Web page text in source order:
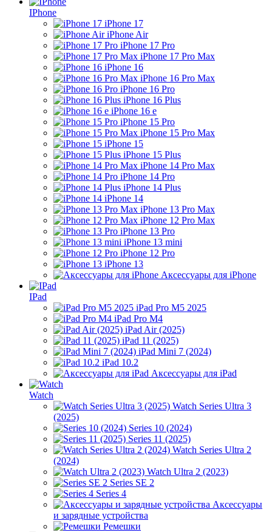
IPhone
iPhone 17
iPhone Air
iPhone 17 Pro
iPhone 17 Pro Max
iPhone 16
iPhone 16 Pro Max
iPhone 16 Pro
iPhone 16 Plus
iPhone 16 e
iPhone 15 Pro
iPhone 15 Pro Max
iPhone 15
iPhone 15 Plus
iPhone 14 Pro Max
iPhone 14 Pro
iPhone 14 Plus
iPhone 14
iPhone 13 Pro Max
iPhone 12 Pro Max
iPhone 13 Pro
iPhone 13 mini
iPhone 12 Pro
iPhone 13
Аксессуары для iPhone
IPad
iPad Pro M5 2025
iPad Pro M4
iPad Air (2025)
iPad 11 (2025)
iPad Mini 7 (2024)
iPad 10.2
Аксессуары для iPad
Watch
Watch Series Ultra 3
(2025)
Series 10 (2024)
Series 11 (2025)
Watch Series Ultra 2
(2024)
Watch Ultra 2 (2023)
Series SE 2
Series 4
Аксессуары
и зарядные устройства
Ремешки